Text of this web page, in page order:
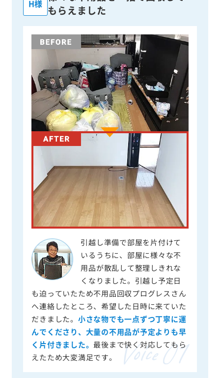
H様 もらえました
引越し準備で部屋を片付けて
いるうちに、部屋に様々な不
用品が散乱して整理しきれな
くなりました。引越し予定日
も迫っていたため不用品回収プログレスさん
へ連絡したところ、希望した日時に来ていた
だきました。 小さな物でも一点ずつ丁寧に運
んでくださり、大量の不用品が予定よりも早
く片付きました。 最後まで快く対応してもら
えたため大変満足です。